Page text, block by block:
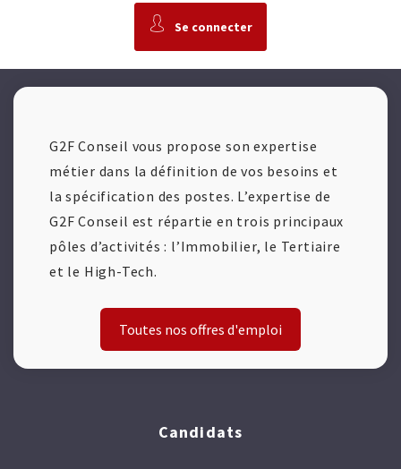
Se connecter
G2F Conseil vous propose son expertise
métier dans la définition de vos besoins et
la spécification des postes. L’expertise de
G2F Conseil est répartie en trois principaux
pôles d’activités : l’Immobilier, le Tertiaire
et le High-Tech.
Toutes nos offres d'emploi
Candidats